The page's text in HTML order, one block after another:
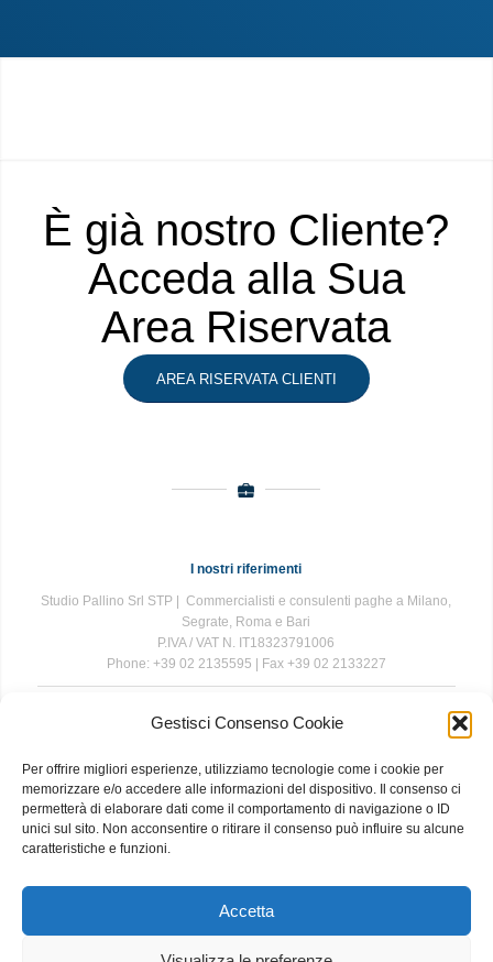
Gestisci Consenso Cookie
Per offrire migliori esperienze, utilizziamo tecnologie come i cookie per
memorizzare e/o accedere alle informazioni del dispositivo. Il consenso ci
permetterà di elaborare dati come il comportamento di navigazione o ID
unici sul sito. Non acconsentire o ritirare il consenso può influire su alcune
caratteristiche e funzioni.
Accetta
È già nostro Cliente?
Acceda alla Sua
Area Riservata
AREA RISERVATA CLIENTI
I nostri riferimenti
Studio Pallino Srl STP | Commercialisti e consulenti paghe a Milano,
Segrate, Roma e Bari
P.IVA / VAT N. IT18323791006
Phone: +39 02 2135595 | Fax +39 02 2133227
The information contained in this website is for general information
while we endeavour to keep the information up to date and correct, we
make no representations or warranties of any kind, express or implied,
about the completeness, accuracy, reliability, suitability or availability
with respect to the website or the information, products, services, or
related graphics contained on the website for any purpose. Any